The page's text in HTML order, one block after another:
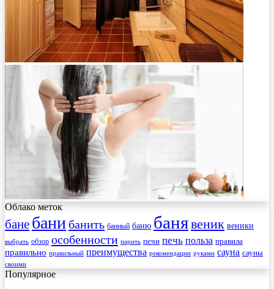
Облако меток
бане бани банить банный баню банявеник веники
выбрать обзор особенности парить печи печь польза правила
правильно правильный преимущества рекомендации руками сауна сауны
своими
Популярное